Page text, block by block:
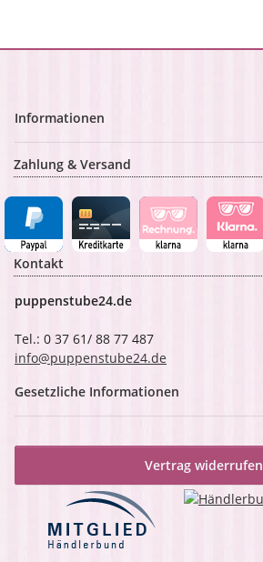
Informationen
Zahlung & Versand
Kontakt
puppenstube24.de
Tel.: 0 37 61/ 88 77 487
info@puppenstube24.de
Gesetzliche Informationen
Vertrag widerrufen